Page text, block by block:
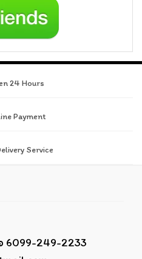
24 Hours
Payment
Service
6099-249-2233